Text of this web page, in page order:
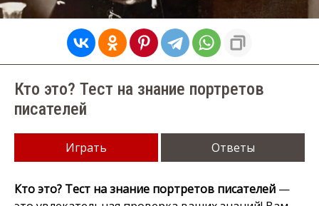
Кто это? Тест на знание портретов
писателей
Играть Ответы
Кто это? Тест на знание портретов писателей —